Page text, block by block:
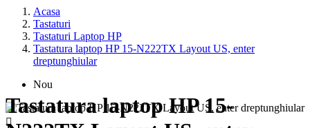
Acasa
Tastaturi
Tastaturi Laptop HP
Tastatura laptop HP 15-N222TX Layout US, enter
dreptunghiular
Nou

Tastatura laptop HP 15-